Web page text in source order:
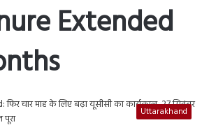
Extended
Uttarakhand